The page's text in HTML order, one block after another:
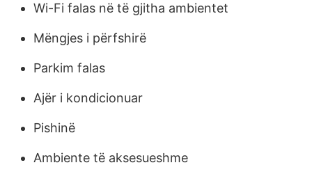
Wi-Fi falas në të gjitha ambientet
Mëngjes i përfshirë
Parkim falas
Ajër i kondicionuar
Pishinë
Ambiente të aksesueshme